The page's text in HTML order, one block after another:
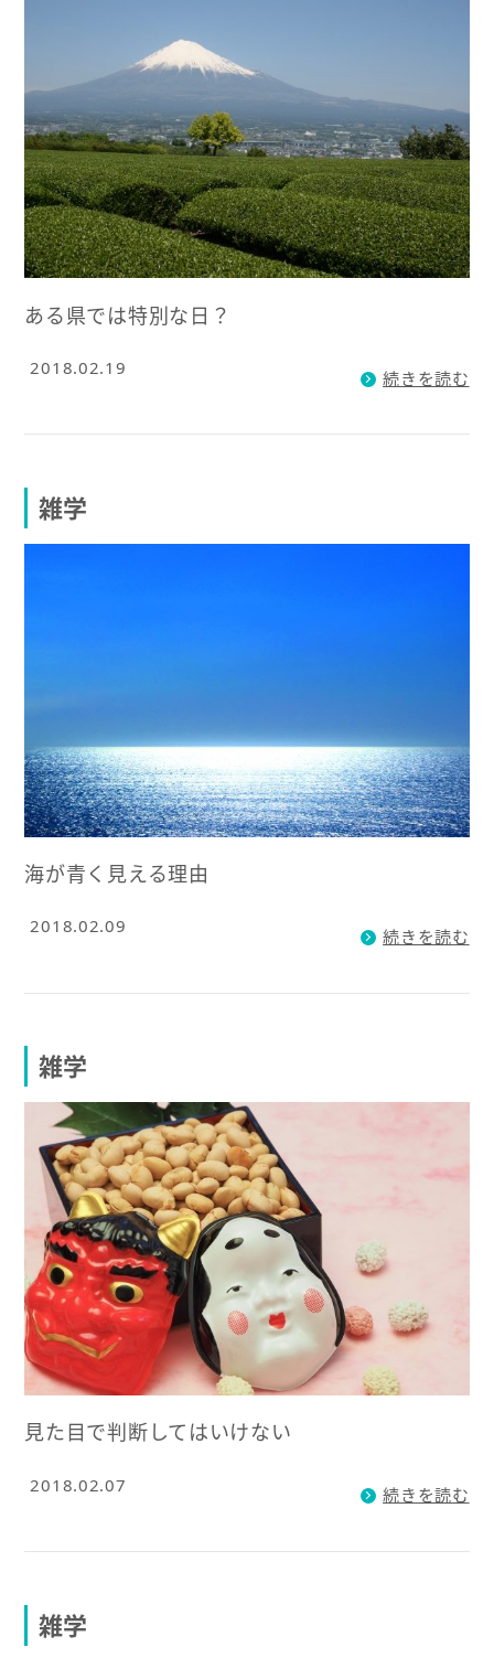
ある県では特別な日？
2018.02.19 続きを読む
雑学
海が青く見える理由
2018.02.09 続きを読む
雑学
見た目で判断してはいけない
2018.02.07 続きを読む
雑学